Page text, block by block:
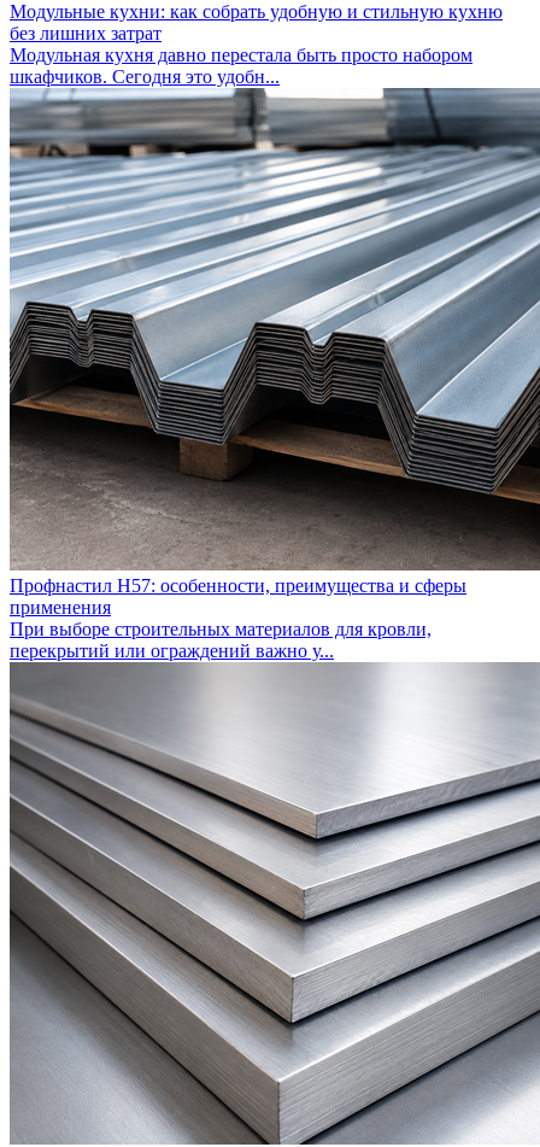
Модульные кухни: как собрать удобную и стильную кухню
без лишних затрат
Модульная кухня давно перестала быть просто набором
шкафчиков. Сегодня это удобн...
Профнастил Н57: особенности, преимущества и сферы
применения
При выборе строительных материалов для кровли,
перекрытий или ограждений важно у...